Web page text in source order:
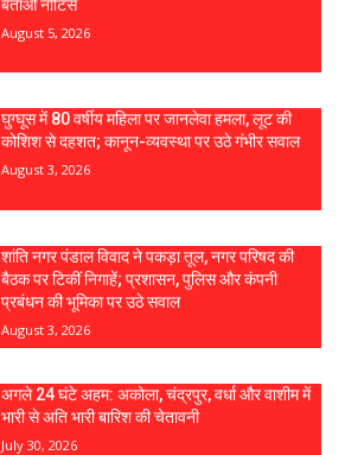
बताओ नोटिस
August 5, 2026
घुग्घूस में 80 वर्षीय महिला पर जानलेवा हमला, लूट की
कोशिश से दहशत; कानून-व्यवस्था पर उठे गंभीर सवाल
August 3, 2026
शांति नगर पंडाल विवाद ने पकड़ा तूल, नगर परिषद की
बैठक पर टिकीं निगाहें; प्रशासन, पुलिस और कंपनी
प्रबंधन की भूमिका पर उठे सवाल
August 3, 2026
अगले 24 घंटे अहम: अकोला, चंद्रपुर, वर्धा और वाशीम में
भारी से अति भारी बारिश की चेतावनी
July 30, 2026